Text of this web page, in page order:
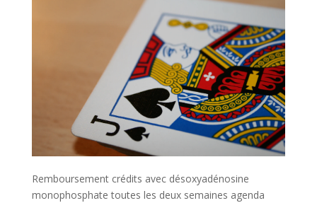
Remboursement crédits avec désoxyadénosine
monophosphate toutes les deux semaines agenda